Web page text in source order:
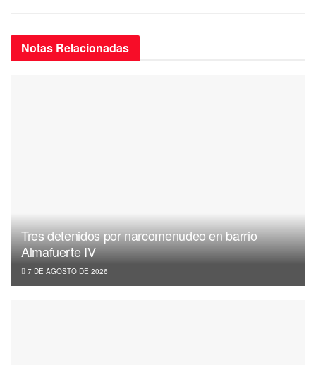
Notas Relacionadas
Tres detenidos por narcomenudeo en barrio
Almafuerte IV
7 DE AGOSTO DE 2026